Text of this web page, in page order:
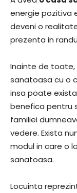
energie pozitiva
deveni o
prezenta in
Inainte de toate,
sanatoasa cu o
insa poate
benefica pentru
familiei
vedere. Exista
modul in care o
sanatoasa.
Locuinta